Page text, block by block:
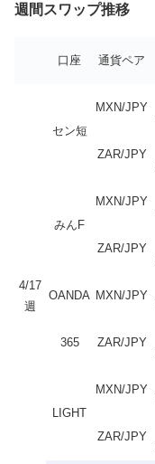
週間スワップ推移
口座 通貨ペア
4/17
週
セン短
MXN/JPY
ZAR/JPY
みんF
MXN/JPY
ZAR/JPY
OANDA MXN/JPY
365 ZAR/JPY
LIGHT
MXN/JPY
ZAR/JPY